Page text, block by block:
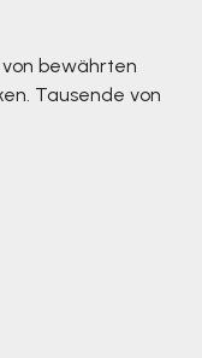
bewährten
Tausende von